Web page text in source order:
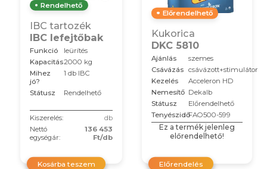
Rendelhető
IBC tartozék
IBC lefejtőbak
Funkció
leürítés
Kapacitás2000 kg
Mihez
jó?
1 db IBC
Státusz Rendelhető
Kiszerelés:
db
Nettó
egységár:
136 453
Ft/db
Kosárba teszem
Előrendelhető
Kukorica
DKC 5810
Ajánlás
szemes
Csávázás csávázott+stimulátor
Kezelés
Acceleron HD
Nemesítő Dekalb
Státusz
Előrendelhető
TenyészidőFAO500-599
Ez a termék jelenleg
előrendelhető!
Előrendelés